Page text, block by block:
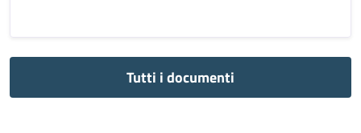
Tutti i documenti